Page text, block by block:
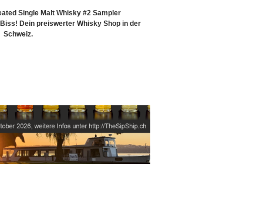
Single Malt Whisky #2 Sampler
Dein preiswerter Whisky Shop in der
Schweiz.